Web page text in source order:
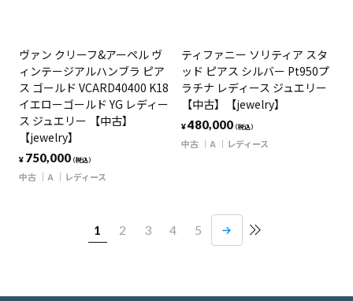
ヴァン クリーフ&アーペル ヴ
ィンテージアルハンブラ ピア
ス ゴールド VCARD40400 K18
イエローゴールド YG レディー
ス ジュエリー 【中古】
【jewelry】
¥ 750,000（税込）
中古 A レディース
ティファニー ソリティア スタ
ッド ピアス シルバー Pt950プ
ラチナ レディース ジュエリー
【中古】【jewelry】
¥480,000（税込）
中古 A レディース
1 2 3 4 5